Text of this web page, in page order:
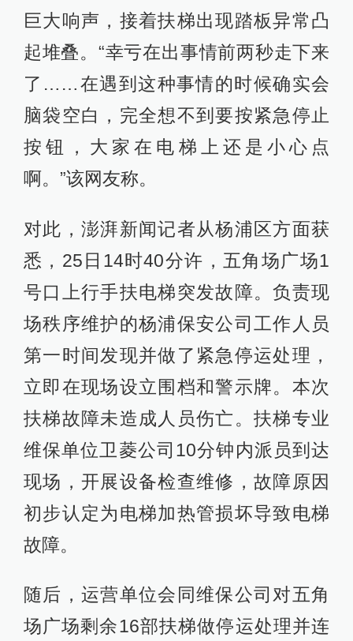
巨大响声，接着扶梯出现踏板异常凸
起堆叠。“幸亏在出事情前两秒走下来
了……在遇到这种事情的时候确实会
脑袋空白，完全想不到要按紧急停止
按钮，大家在电梯上还是小心点
啊。”该网友称。
对此，澎湃新闻记者从杨浦区方面获
悉，25日14时40分许，五角场广场1
号口上行手扶电梯突发故障。负责现
场秩序维护的杨浦保安公司工作人员
第一时间发现并做了紧急停运处理，
立即在现场设立围档和警示牌。本次
扶梯故障未造成人员伤亡。扶梯专业
维保单位卫菱公司10分钟内派员到达
现场，开展设备检查维修，故障原因
初步认定为电梯加热管损坏导致电梯
故障。
随后，运营单位会同维保公司对五角
场广场剩余16部扶梯做停运处理并连